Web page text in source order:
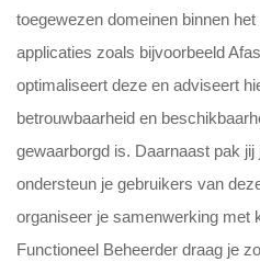
toegewezen domeinen binnen
applicaties zoals bijvoorbeeld
optimaliseert deze en adviseert
betrouwbaarheid en
gewaarborgd is. Daarnaast pak
ondersteun je gebruikers van
organiseer je samenwerking met
Functioneel Beheerder draag je